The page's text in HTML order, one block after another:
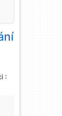
: